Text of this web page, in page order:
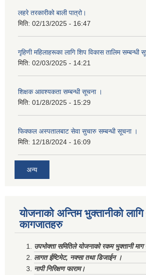
लहरे तरकारीको बाली पात्रो।
मिति: 02/13/2025 - 16:47
गृहिणी महिलाहरूका लागि शिप विकास तालिम सम्बन्धी
मिति: 02/03/2025 - 14:21
शिक्षक आवश्यकता सम्बन्धी सूचना ।
मिति: 01/28/2025 - 15:29
फिक्कल अस्पतालबाट सेवा सुचारु सम्बन्धी सूचना ।
मिति: 12/18/2024 - 16:09
अन्य
योजनाको अन्तिम भुक्तानीको
कागजातहरु
उपभोक्ता समितिले योजनाको रकम भुक्तानी
लागत ईष्टिमेट, नक्सा तथा डिजाईन ।
नापी निरिक्षण फाराम।